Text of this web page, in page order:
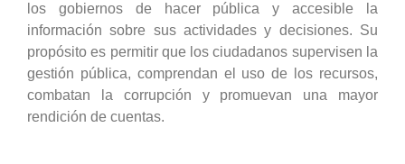
los gobiernos de hacer pública y accesible la
información sobre sus actividades y decisiones. Su
propósito es permitir que los ciudadanos supervisen la
gestión pública, comprendan el uso de los recursos,
combatan la corrupción y promuevan una mayor
rendición de cuentas.